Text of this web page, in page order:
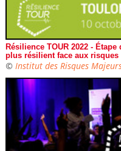
Résilience TOUR 2022 -
plus résilient face aux risques
© Institut des Risques